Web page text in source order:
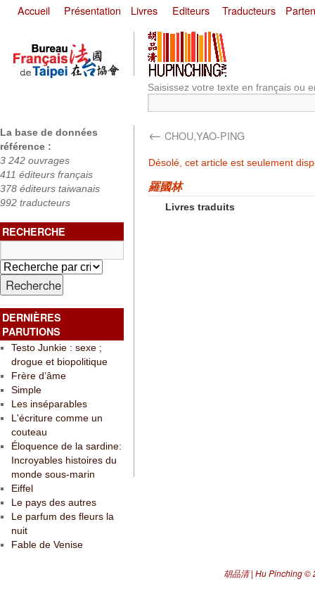
Accueil Présentation Livres Editeurs Traducteurs
Saisissez votre texte en français ou
La base de données
référence :
3 242 ouvrages
411 éditeurs français
378 éditeurs taiwanais
992 traducteurs
RECHERCHE
DERNIÈRES
PARUTIONS
Testo Junkie : sexe ;
drogue et biopolitique
Frère d’âme
Simple
Les inséparables
L'écriture comme un
couteau
Éloquence de la sardine:
Incroyables histoires du
monde sous-marin
Eiffel
Le pays des autres
Le parfum des fleurs la
nuit
Fable de Venise
← CHOU,YAO-PING
Désolé, cet article est seulement
羅國林
Livres traduits
胡品清 | Hu Pinching©